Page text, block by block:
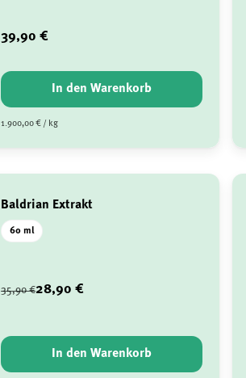
39,90 €
In den Warenkorb
1.900,00 € / kg
Baldrian Extrakt
60 ml
35,90 €28,90 €
In den Warenkorb